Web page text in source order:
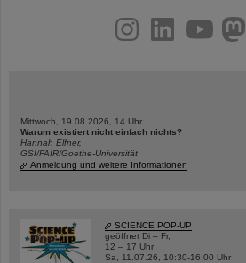
youtubehelmholtz.socialfacebook
Mittwoch, 19.08.2026, 14 Uhr
Warum existiert nicht einfach nichts?
Hannah Elfner,
GSI/FAIR/Goethe-Universität
Anmeldung und weitere Informationen
SCIENCE POP-UP
geöffnet Di – Fr,
12 – 17 Uhr
Sa, 11.07.26, 10:30-16:00 Uhr